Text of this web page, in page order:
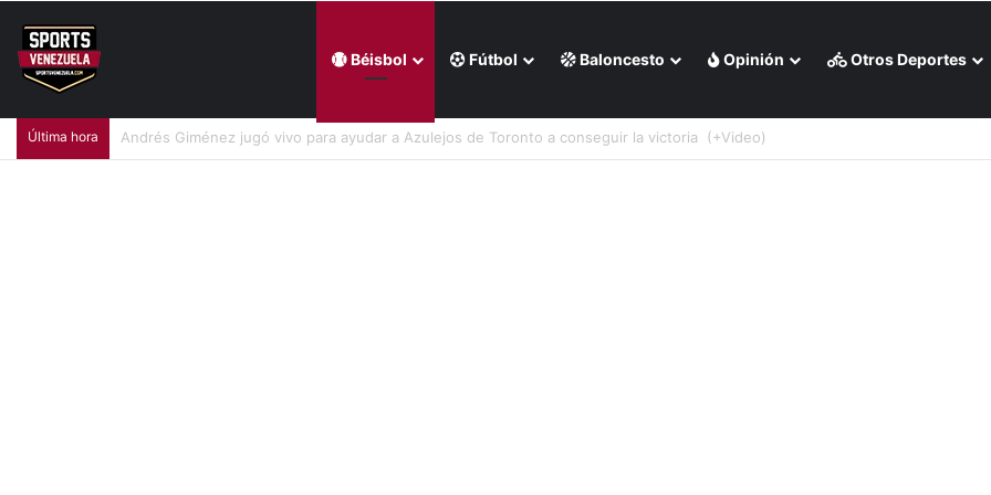
Béisbol Fútbol Baloncesto Opinión Otros Deportes
Última hora William Contreras comandó victoria de Cerveceros de Milwaukee en casa (+Video)